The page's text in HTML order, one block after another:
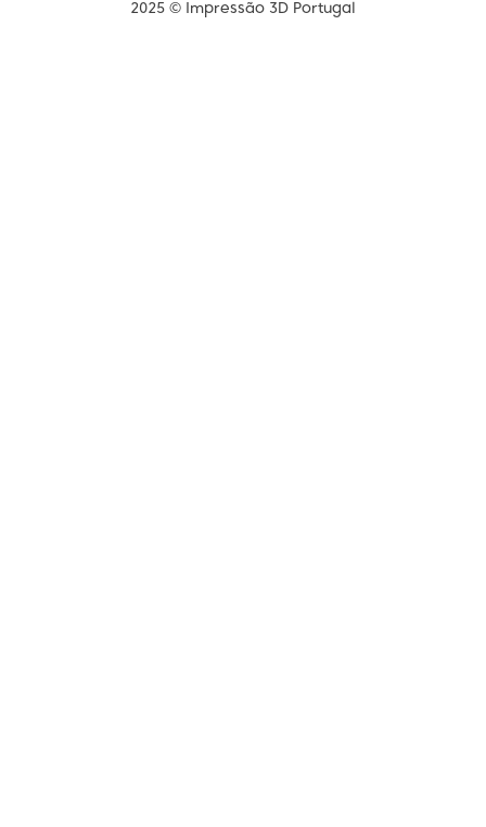
2025 © Impressão 3D Portugal